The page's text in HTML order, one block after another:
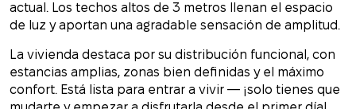
actual. Los techos altos de 3 metros llenan el espacio
de luz y aportan una agradable sensación de amplitud.
La vivienda destaca por su distribución funcional, con
estancias amplias, zonas bien definidas y el máximo
confort. Está lista para entrar a vivir — ¡solo tienes que